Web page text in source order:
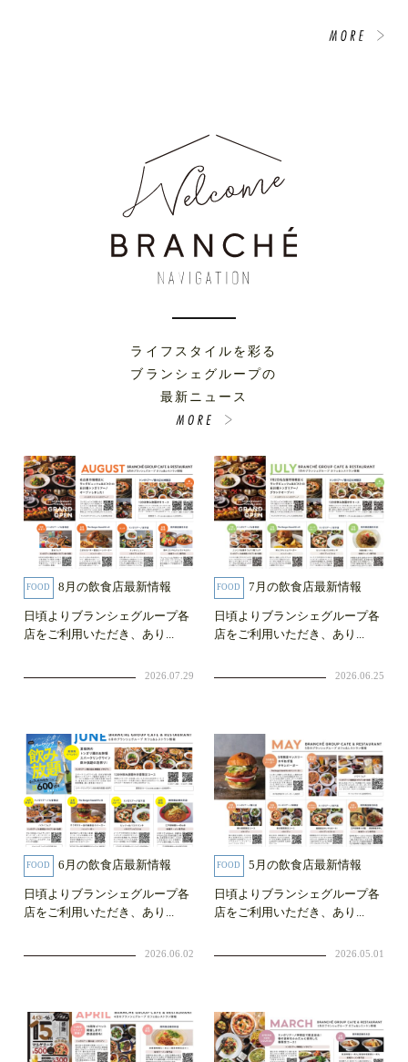
ライフスタイルを彩る
ブランシェグループの
最新ニュース
FOOD 8月の飲食店最新情報
日頃よりブランシェグループ各
店をご利用いただき、あり...
2026.07.29
FOOD 7月の飲食店最新情報
日頃よりブランシェグループ各
店をご利用いただき、あり...
2026.06.25
FOOD 6月の飲食店最新情報
日頃よりブランシェグループ各
店をご利用いただき、あり...
2026.06.02
FOOD 5月の飲食店最新情報
日頃よりブランシェグループ各
店をご利用いただき、あり...
2026.05.01